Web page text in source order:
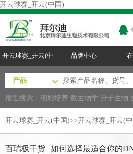
开云球赛_开云(中国)
开云球赛_开云(中
国)
品牌中心
最近搜索：细胞培养 微生物学 分子生物
开云球赛_开云(中国)>>开云球赛_开云(
百瑞极干货 | 如何选择最适合你的